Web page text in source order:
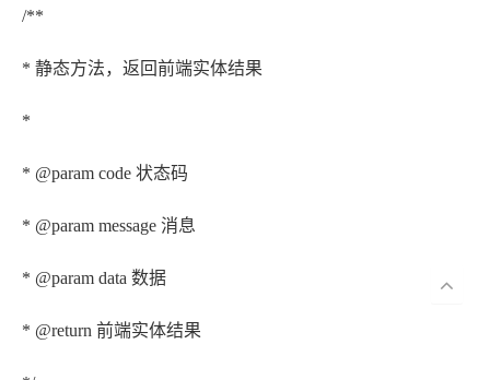
/**
* 静态方法，返回前端实体结果
*
* @param code 状态码
* @param message 消息
* @param data 数据
* @return 前端实体结果